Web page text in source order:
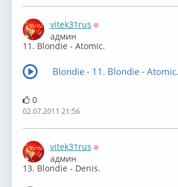
vitek31rus
админ
11. Blondie - Atomic.
Blondie - 11. Blondie -
0
02.07.2011 21:56
vitek31rus
админ
13. Blondie - Denis.